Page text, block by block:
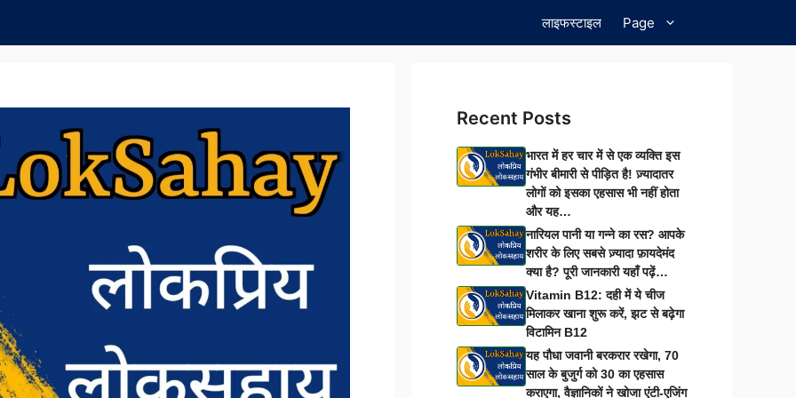
लाइफस्टाइल Page
Recent Posts
भारत में हर चार में से एक व्यक्ति इस
गंभीर बीमारी से पीड़ित है! ज़्यादातर
लोगों को इसका एहसास भी नहीं होता
और यह…
नारियल पानी या गन्ने का रस? आपके
शरीर के लिए सबसे ज़्यादा फ़ायदेमंद
क्या है? पूरी जानकारी यहाँ पढ़ें…
Vitamin B12: दही में ये चीज
मिलाकर खाना शुरू करें, झट से बढ़ेगा
विटामिन B12
यह पौधा जवानी बरकरार रखेगा, 70
साल के बुजुर्ग को 30 का एहसास
कराएगा, वैज्ञानिकों ने खोजा एंटी-एजिंग